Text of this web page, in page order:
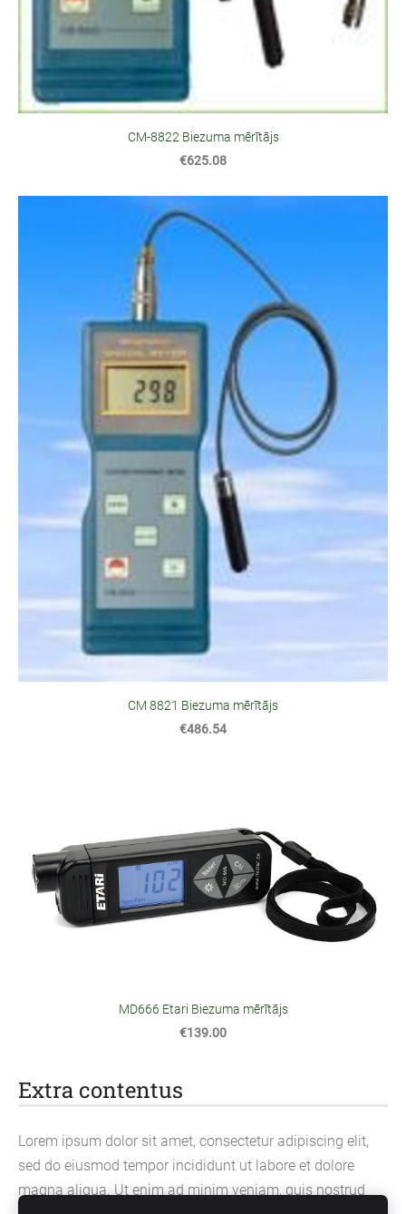
Extra contentus
Lorem ipsum dolor sit amet, consectetur adipiscing elit,
sed do eiusmod tempor incididunt ut labore et dolore
magna aliqua. Ut enim ad minim veniam, quis nostrud
CM-8822 Biezuma mērītājs
€625.08
CM 8821 Biezuma mērītājs
€486.54
MD666 Etari Biezuma mērītājs
€139.00